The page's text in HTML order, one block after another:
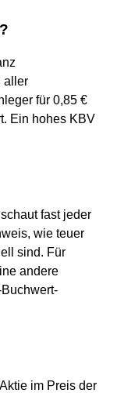
aller
für 0,85 €
Ein hohes KBV
fast jeder
wie teuer
sind. Für
andere
im Preis der